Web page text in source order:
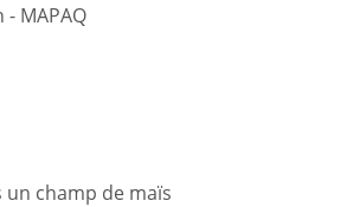
MAPAQ
champ de maïs